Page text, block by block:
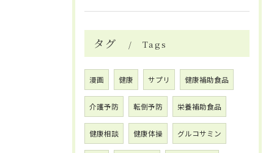
タグ Tags
漫画 健康 サプリ 健康補助食品
介護予防 転倒予防 栄養補助食品
健康相談 健康体操 グルコサミン